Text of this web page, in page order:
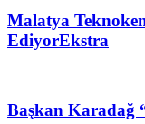
Malatya
EdiyorEkstra
Başkan Karadağ